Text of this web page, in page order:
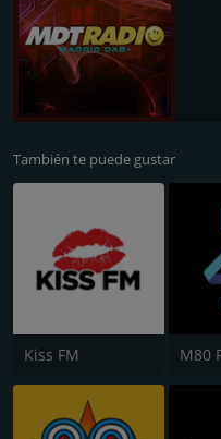
También te puede gustar
Kiss FM M80